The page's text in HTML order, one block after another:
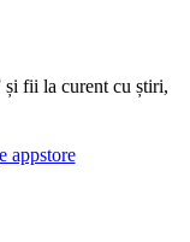
fii la curent cu știri,